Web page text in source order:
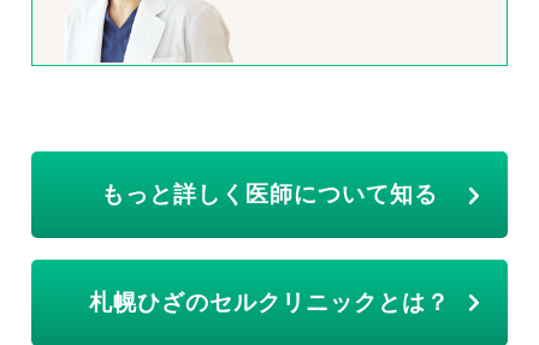
もっと詳しく医師について知る
札幌ひざのセルクリニックとは？